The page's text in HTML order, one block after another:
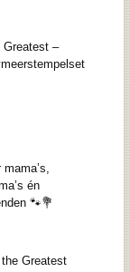
Greatest –
mama’s,
én
🐾💐
the Greatest